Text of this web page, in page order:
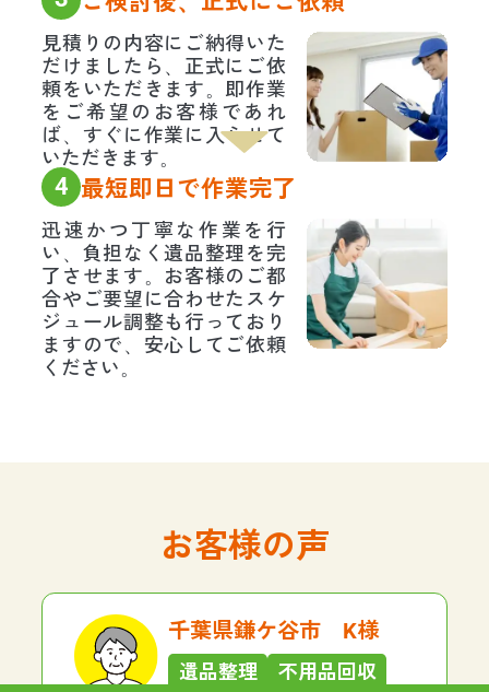
見積りの内容にご納得いた
だけましたら、正式にご依
頼をいただきます。即作業
をご希望のお客様であれ
ば、すぐに作業に入らせて
いただきます。
4 最短即日で作業完了
迅速かつ丁寧な作業を行
い、負担なく遺品整理を完
了させます。お客様のご都
合やご要望に合わせたスケ
ジュール調整も行っており
ますので、安心してご依頼
ください。
お客様の声
千葉県鎌ケ谷市 K様
遺品整理 不用品回収